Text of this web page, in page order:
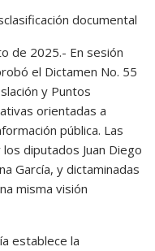
documental
de 2025.- En sesión
el Dictamen No. 55
y Puntos
orientadas a
pública. Las
diputados Juan Diego
García, y dictaminadas
misma visión
establece la